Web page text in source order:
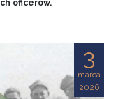
oficerów.
3
marca
2026